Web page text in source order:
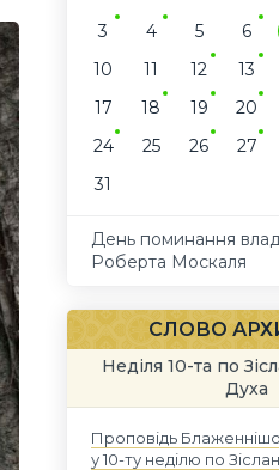
3
4 5 6
10
11 12 13
17
18 19 20
24
25 26 27
31
День поминання
Роберта Москаля
СЛОВО
Неділя 10-та по
Духа
Проповідь
у 10-ту неділю по